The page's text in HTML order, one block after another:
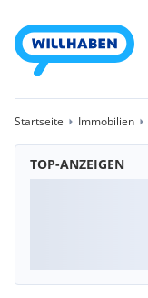
Startseite Immobilien
TOP-ANZEIGEN